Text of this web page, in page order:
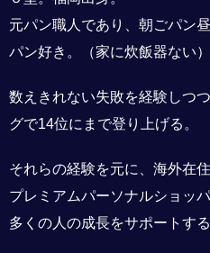
元パン職人であり、朝ごパン
パン好き。（家に炊飯器ない）
数えきれない失敗を経験しつ
グで14位にまで登り上げる。
それらの経験を元に、海外在
プレミアムパーソナルショッ
多くの人の成長をサポートする